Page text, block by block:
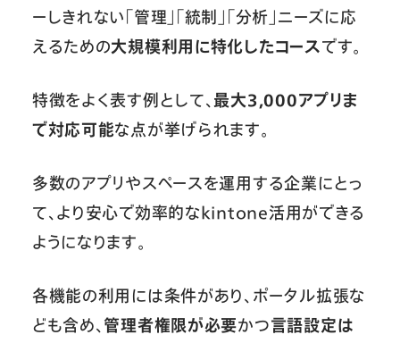
ーしきれない「管理」「統制」「分析」ニーズに応
えるための大規模利用に特化したコースです。
特徴をよく表す例として、最大3,000アプリま
で対応可能な点が挙げられます。
多数のアプリやスペースを運用する企業にとっ
て、より安心で効率的なkintone活用ができる
ようになります。
各機能の利用には条件があり、ポータル拡張な
ども含め、 管理者権限が必要かつ言語設定は